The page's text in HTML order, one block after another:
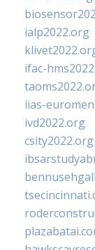
ialp2022.org
ifac-
iias-
ivd2022.org
csity2022.org